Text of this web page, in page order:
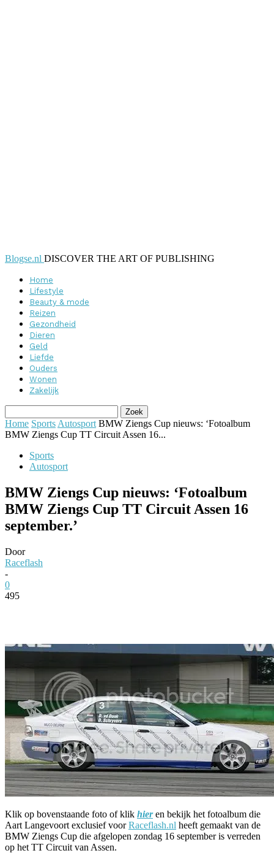
Blogse.nl DISCOVER THE ART OF PUBLISHING
Home
Lifestyle
Beauty & mode
Reizen
Gezondheid
Dieren
Geld
Liefde
Ouders
Wonen
Zakelijk
Home Sports Autosport BMW Ziengs Cup nieuws: ‘Fotoalbum
BMW Ziengs Cup TT Circuit Assen 16...
Sports
Autosport
BMW Ziengs Cup nieuws: ‘Fotoalbum
BMW Ziengs Cup TT Circuit Assen 16
september.’
Door
Raceflash
-
0
495
Klik op bovenstaande foto of klik hieren bekijk het fotoalbum die
Aart Langevoort exclusief voorRaceflash.nl heeft gemaakt van de
BMW Ziengs Cup die afgelopen zondag 16 september is verreden
op het TT Circuit van Assen.